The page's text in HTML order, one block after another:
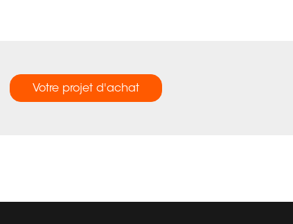
Votre projet d'achat